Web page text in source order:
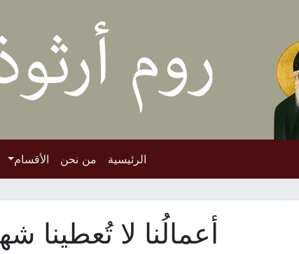
الرئيسية من نحن الأقسام
أعمالُنا لا تُعطينا